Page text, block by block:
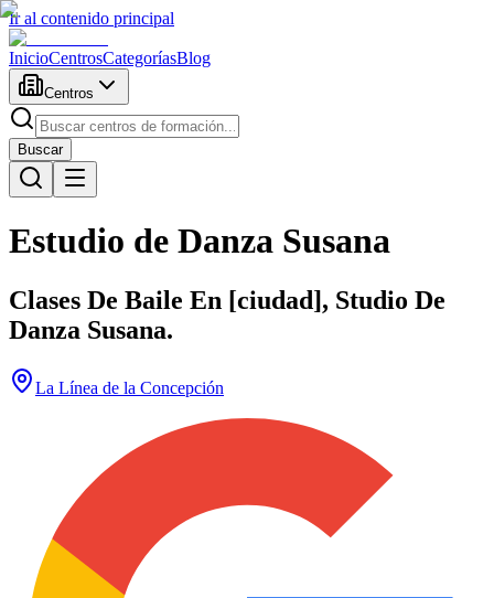
Ir al contenido principal
InicioCentrosCategoríasBlog
Centros
Buscar
Estudio de Danza Susana
Clases De Baile En [ciudad], Studio De
Danza Susana.
La Línea de la Concepción